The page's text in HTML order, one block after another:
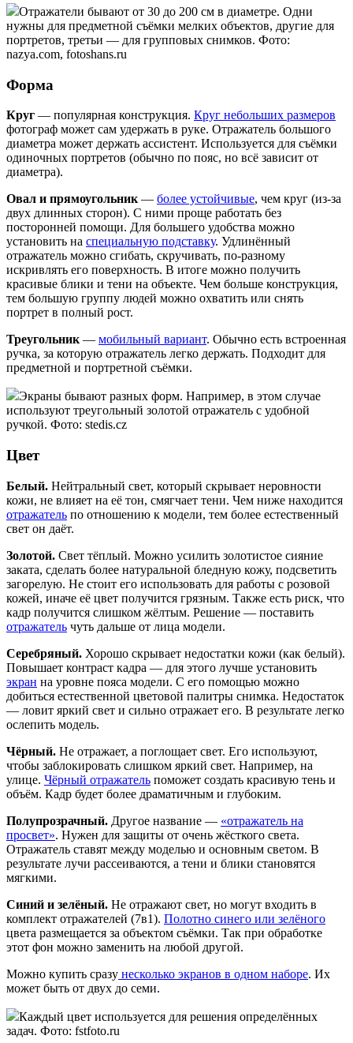
Отражатели бывают от 30 до 200 см в диаметре. Одни
нужны для предметной съёмки мелких объектов, другие для
портретов, третьи — для групповых снимков. Фото:
nazya.com, fotoshans.ru
Форма
Круг — популярная конструкция. Круг небольших размеров
фотограф может сам удержать в руке. Отражатель большого
диаметра может держать ассистент. Используется для съёмки
одиночных портретов (обычно по пояс, но всё зависит от
диаметра).
Овал и прямоугольник — более устойчивые, чем круг (из-за
двух длинных сторон). С ними проще работать без
посторонней помощи. Для большего удобства можно
установить на специальную подставку. Удлинённый
отражатель можно сгибать, скручивать, по-разному
искривлять его поверхность. В итоге можно получить
красивые блики и тени на объекте. Чем больше конструкция,
тем большую группу людей можно охватить или снять
портрет в полный рост.
Треугольник — мобильный вариант. Обычно есть встроенная
ручка, за которую отражатель легко держать. Подходит для
предметной и портретной съёмки.
Экраны бывают разных форм. Например, в этом случае
используют треугольный золотой отражатель с удобной
ручкой. Фото: stedis.cz
Цвет
Белый. Нейтральный свет, который скрывает неровности
кожи, не влияет на её тон, смягчает тени. Чем ниже находится
отражатель по отношению к модели, тем более естественный
свет он даёт.
Золотой. Свет тёплый. Можно усилить золотистое сияние
заката, сделать более натуральной бледную кожу, подсветить
загорелую. Не стоит его использовать для работы с розовой
кожей, иначе её цвет получится грязным. Также есть риск, что
кадр получится слишком жёлтым. Решение — поставить
отражатель чуть дальше от лица модели.
Серебряный. Хорошо скрывает недостатки кожи (как белый).
Повышает контраст кадра — для этого лучше установить
экран на уровне пояса модели. С его помощью можно
добиться естественной цветовой палитры снимка. Недостаток
— ловит яркий свет и сильно отражает его. В результате легко
ослепить модель.
Чёрный. Не отражает, а поглощает свет. Его используют,
чтобы заблокировать слишком яркий свет. Например, на
улице. Чёрный отражатель поможет создать красивую тень и
объём. Кадр будет более драматичным и глубоким.
Полупрозрачный. Другое название — «отражатель на
просвет». Нужен для защиты от очень жёсткого света.
Отражатель ставят между моделью и основным светом. В
результате лучи рассеиваются, а тени и блики становятся
мягкими.
Синий и зелёный. Не отражают свет, но могут входить в
комплект отражателей (7в1). Полотно синего или зелёного
цвета размещается за объектом съёмки. Так при обработке
этот фон можно заменить на любой другой.
Можно купить сразу несколько экранов в одном наборе. Их
может быть от двух до семи.
Каждый цвет используется для решения определённых
задач. Фото: fstfoto.ru